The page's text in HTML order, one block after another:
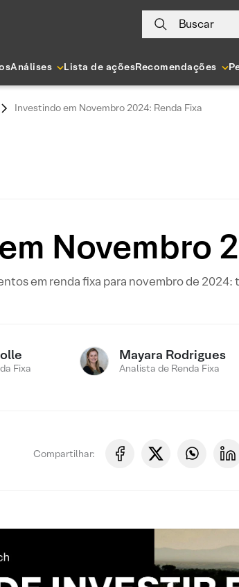
Buscar
Análises Lista de açõesRecomendações
Investindo em Novembro 2024: Renda Fixa
Novembro
em renda fixa para novembro de
Fixa
Mayara Rodrigues
Analista de Renda Fixa
Compartilhar: